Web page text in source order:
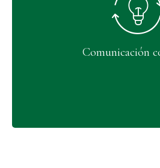
Comunicación